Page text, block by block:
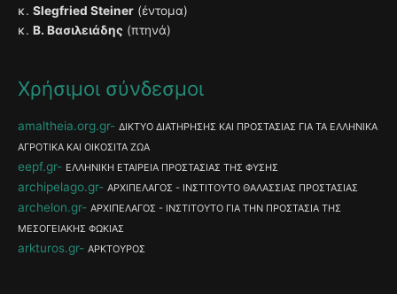
κ. Slegfried Steiner (έντομα)
κ. Β. Βασιλειάδης (πτηνά)
Χρήσιμοι σύνδεσμοι
amaltheia.org.gr
ΔΙΚΤΥΟ ΔΙΑΤΗΡΗΣΗΣ ΚΑΙ ΠΡΟΣΤΑΣΙΑΣ ΓΙΑ ΤΑ ΕΛΛΗΝΙΚΑ
ΑΓΡΟΤΙΚΑ ΚΑΙ ΟΙΚΟΣΙΤΑ ΖΩΑ
eepf.gr ΕΛΛΗΝΙΚΗ ΕΤΑΙΡΕΙΑ ΠΡΟΣΤΑΣΙΑΣ ΤΗΣ ΦΥΣΗΣ
archipelago.gr ΑΡΧΙΠΕΛΑΓΟΣ - ΙΝΣΤΙΤΟΥΤΟ ΘΑΛΑΣΣΙΑΣ ΠΡΟΣΤΑΣΙΑΣ
archelon.gr
ΑΡΧΙΠΕΛΑΓΟΣ - ΙΝΣΤΙΤΟΥΤΟ ΓΙΑ ΤΗΝ ΠΡΟΣΤΑΣΙΑ ΤΗΣ
ΜΕΣΟΓΕΙΑΚΗΣ ΦΩΚΙΑΣ
arkturos.gr ΑΡΚΤΟΥΡΟΣ